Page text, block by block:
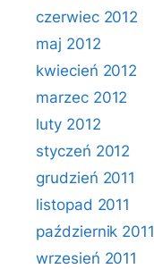
czerwiec 2012
maj 2012
kwiecień 2012
marzec 2012
luty 2012
styczeń 2012
grudzień 2011
listopad 2011
październik 2011
wrzesień 2011